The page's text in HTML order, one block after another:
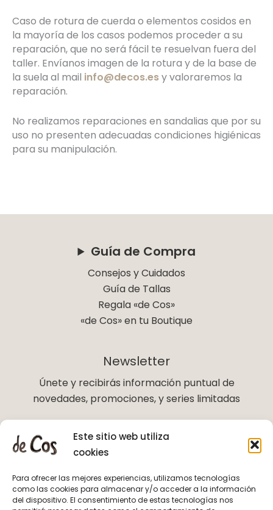
Este sitio web utiliza
cookies
Para ofrecer las mejores experiencias, utilizamos tecnologías
como las cookies para almacenar y/o acceder a la información
del dispositivo. El consentimiento de estas tecnologías nos
Caso de rotura de cuerda o elementos cosidos en
la mayoría de los casos podemos proceder a su
reparación, que no será fácil te resuelvan fuera del
taller. Envíanos imagen de la rotura y de la base de
la suela al mail info@decos.esy valoraremos la
reparación.
No realizamos reparaciones en sandalias que por su
uso no presenten adecuadas condiciones higiénicas
para su manipulación.
Guía de Compra
Consejos y Cuidados
Guía de Tallas
Regala «de Cos»
«de Cos» en tu Boutique
Newsletter
Únete y recibirás información puntual de
novedades, promociones, y series limitadas
Suscríbete
Políticas
Aviso Legal